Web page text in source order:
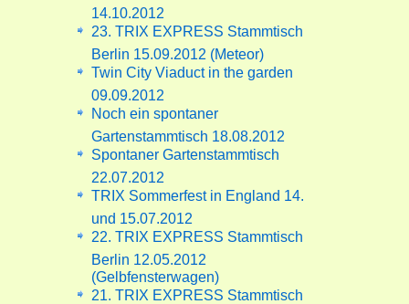
14.10.2012
23. TRIX EXPRESS Stammtisch
Berlin 15.09.2012 (Meteor)
Twin City Viaduct in the garden
09.09.2012
Noch ein spontaner
Gartenstammtisch 18.08.2012
Spontaner Gartenstammtisch
22.07.2012
TRIX Sommerfest in England 14.
und 15.07.2012
22. TRIX EXPRESS Stammtisch
Berlin 12.05.2012
(Gelbfensterwagen)
21. TRIX EXPRESS Stammtisch